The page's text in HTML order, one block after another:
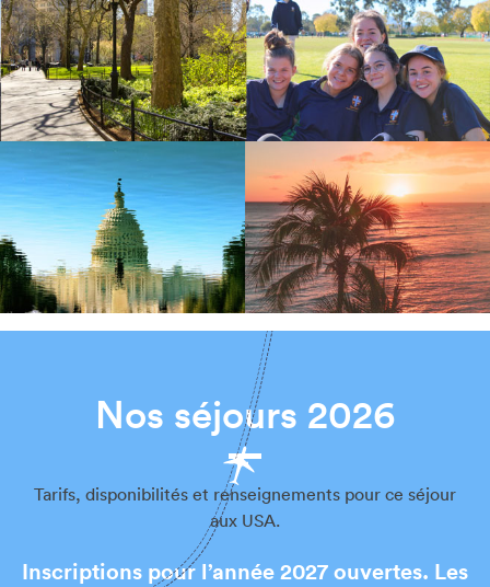
Nos séjours 2026
Tarifs, disponibilités et renseignements pour ce séjour
aux USA.
Inscriptions pour l’année 2027 ouvertes. Les